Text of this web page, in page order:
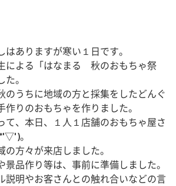
はありますが寒い１日です。
による「はなまる　秋のおもちゃ祭
。
のうちに地域の方と採集をしたどんぐ
作りのおもちゃを作りました。
て、本日、１人１店舗のおもちゃ屋さ
。
方々が来店しました。
景品作り等は、事前に準備しました。
説明やお客さんとの触れ合いなどの言